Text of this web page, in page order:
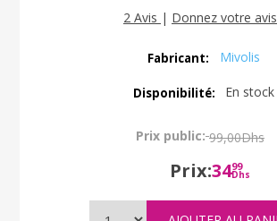
2 Avis | Donnez votre avis
Fabricant: Mivolis
Disponibilité: En stock
Prix public: 99,00Dhs
Prix:3499
Dhs